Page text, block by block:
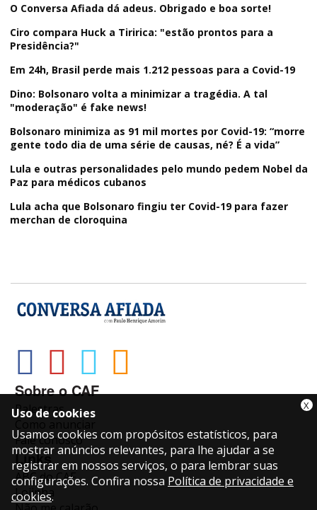
O Conversa Afiada dá adeus. Obrigado e boa sorte!
Ciro compara Huck a Tiririca: "estão prontos para a
Presidência?"
Em 24h, Brasil perde mais 1.212 pessoas para a Covid-19
Dino: Bolsonaro volta a minimizar a tragédia. A tal
"moderação" é fake news!
Bolsonaro minimiza as 91 mil mortes por Covid-19: “morre
gente todo dia de uma série de causas, né? É a vida”
Lula e outras personalidades pelo mundo pedem Nobel da
Paz para médicos cubanos
Lula acha que Bolsonaro fingiu ter Covid-19 para fazer
merchan de cloroquina
Sobre o CAF
Palestras
Fale conosco
Links
ABC do CAF
Lojinha
X
Uso de cookies
Usamos cookies com propósitos estatísticos, para
mostrar anúncios relevantes, para lhe ajudar a se
registrar em nossos serviços, o para lembrar suas
configurações. Confira nossa Política de privacidade e
cookies.